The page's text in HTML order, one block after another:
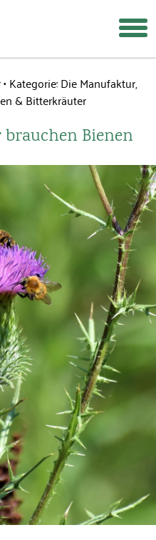
Kategorie:Die Manufaktur,
& Bitterkräuter
Bienen